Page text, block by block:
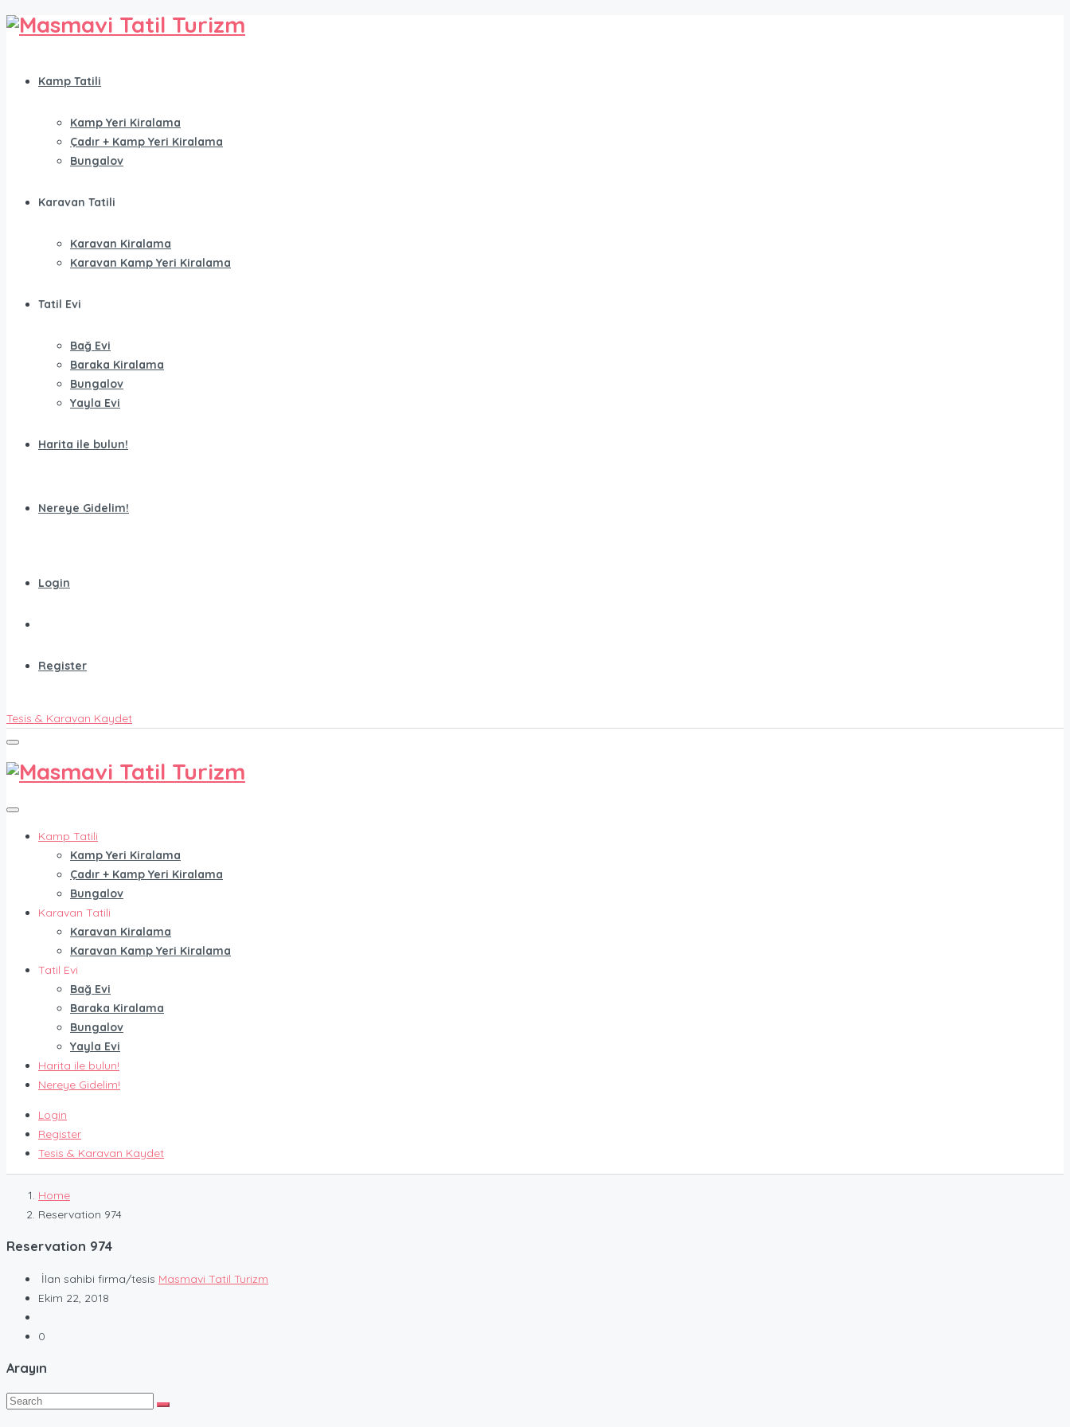
Kamp Tatili
Kamp Yeri Kiralama
Çadır + Kamp Yeri Kiralama
Bungalov
Karavan Tatili
Karavan Kiralama
Karavan Kamp Yeri Kiralama
Tatil Evi
Bağ Evi
Baraka Kiralama
Bungalov
Yayla Evi
Harita ile bulun!
Nereye Gidelim!
Login
Register
Tesis & Karavan Kaydet
Kamp Tatili
Kamp Yeri Kiralama
Çadır + Kamp Yeri Kiralama
Bungalov
Karavan Tatili
Karavan Kiralama
Karavan Kamp Yeri Kiralama
Tatil Evi
Bağ Evi
Baraka Kiralama
Bungalov
Yayla Evi
Harita ile bulun!
Nereye Gidelim!
Login
Register
Tesis & Karavan Kaydet
Home
Reservation 974
Reservation 974
İlan sahibi firma/tesis Masmavi Tatil Turizm
Ekim 22, 2018
0
Arayın